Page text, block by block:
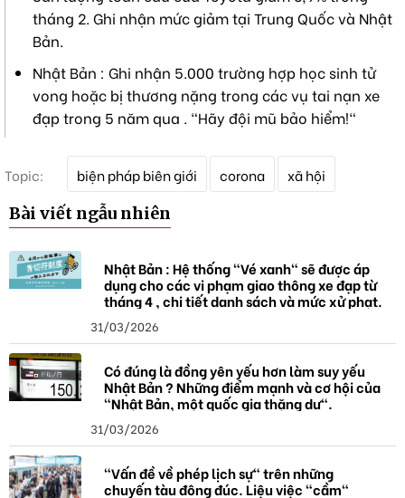
tháng 2. Ghi nhận mức giảm tại Trung Quốc và Nhật
Bản.
Nhật Bản : Ghi nhận 5.000 trường hợp học sinh tử
vong hoặc bị thương nặng trong các vụ tai nạn xe
đạp trong 5 năm qua . "Hãy đội mũ bảo hiểm!"
Topic:
h
a
biện pháp biên giới corona xã hội
Bài viết ngẫu nhiên
Nhật Bản : Hệ thống "Vé xanh" sẽ được áp
dụng cho các vi phạm giao thông xe đạp từ
tháng 4 , chi tiết danh sách và mức xử phạt.
31/03/2026
Có đúng là đồng yên yếu hơn làm suy yếu
Nhật Bản ? Những điểm mạnh và cơ hội của
"Nhật Bản, một quốc gia thặng dư".
31/03/2026
"Vấn đề về phép lịch sự" trên những
chuyến tàu đông đúc. Liệu việc "cầm"